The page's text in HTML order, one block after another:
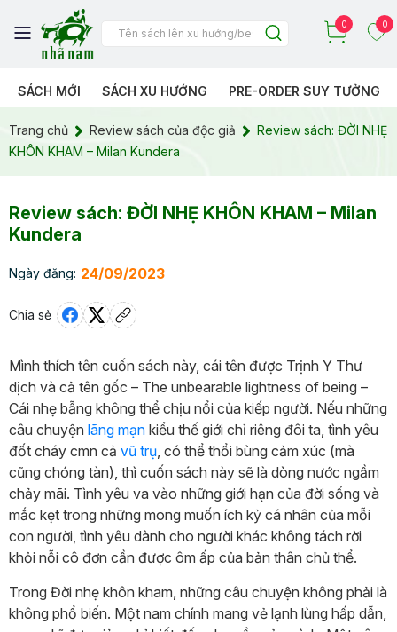
0 0
SÁCH MỚI SÁCH XU HƯỚNG PRE-ORDER SUY TƯỞNG
Trang chủ Review sách của độc giả
Review sách: ĐỜI NHẸ
KHÔN KHAM – Milan Kundera
Review sách: ĐỜI NHẸ KHÔN KHAM – Milan
Kundera
Ngày đăng: 24/09/2023
Chia sẻ
Mình thích tên cuốn sách này, cái tên được Trịnh Y Thư
dịch và cả tên gốc – The unbearable lightness of being –
Cái nhẹ bẫng không thể chịu nổi của kiếp người. Nếu những
câu chuyện lãng mạn kiểu thế giới chỉ riêng đôi ta, tình yêu
đốt cháy cmn cả vũ trụ , có thể thổi bùng cảm xúc (mà
cũng chóng tàn), thì cuốn sách này sẽ là dòng nước ngầm
chảy mãi. Tình yêu va vào những giới hạn của đời sống và
mắc kẹt trong những mong muốn ích kỷ cá nhân của mỗi
con người, tình yêu dành cho người khác không tách rời
khỏi nỗi cô đơn cần được ôm ấp của bản thân chủ thể.
Trong Đời nhẹ khôn kham, những câu chuyện không phải là
không phổ biến. Một nam chính mang vẻ lạnh lùng hấp dẫn,